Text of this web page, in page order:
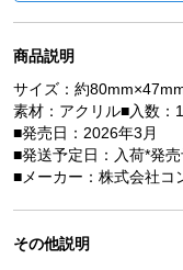
商品説明
サイズ：約
素材：アクリル■入数：1
■発売日：2026年3月
■発送予定日：入荷*発
■メーカー：株式会社コ
その他説明